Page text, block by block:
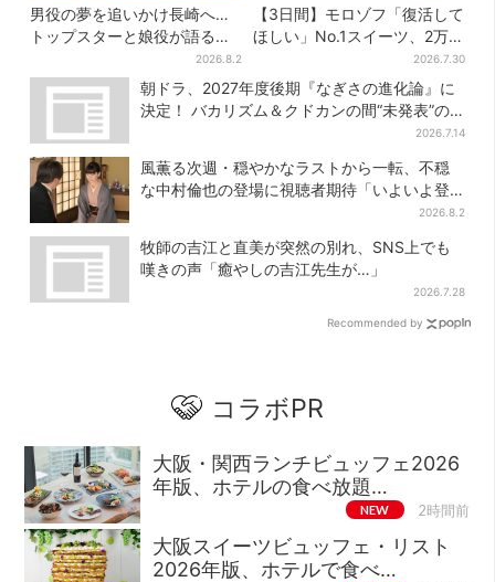
男役の夢を追いかけ長崎へ…
トップスターと娘役が語る
「ハウステンボス歌劇団」と
は？大阪で初公演開催
2026.8.2
【3日間】モロゾフ「復活して
ほしい」No.1スイーツ、2万
3865票から選ばれた名作を限
定販売
2026.7.30
朝ドラ、2027年度後期『なぎさの進化論』に
決定！ バカリズム＆クドカンの間“未発表”の
2026.7.14
風薫る次週・穏やかなラストから一転、不穏
な中村倫也の登場に視聴者期待「いよいよ登
2026.8.2
牧師の吉江と直美が突然の別れ、SNS上でも
嘆きの声「癒やしの吉江先生が…」
2026.7.28
Recommended by
コラボPR
大阪・関西ランチビュッフェ2026
年版、ホテルの食べ放題…
NEW 2時間前
大阪スイーツビュッフェ・リスト
2026年版、ホテルで食べ…